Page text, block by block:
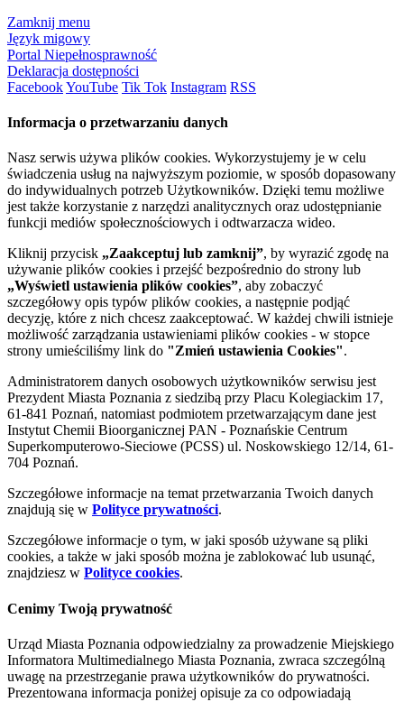
Zamknij menu
Język migowy
Portal Niepełnosprawność
Deklaracja dostępności
FacebookYouTube Tik Tok Instagram RSS
Informacja o przetwarzaniu danych
Nasz serwis używa plików cookies. Wykorzystujemy je w celu
świadczenia usług na najwyższym poziomie, w sposób dopasowany
do indywidualnych potrzeb Użytkowników. Dzięki temu możliwe
jest także korzystanie z narzędzi analitycznych oraz udostępnianie
funkcji mediów społecznościowych i odtwarzacza wideo.
Kliknij przycisk „Zaakceptuj lub zamknij”, by wyrazić zgodę na
używanie plików cookies i przejść bezpośrednio do strony lub
„Wyświetl ustawienia plików cookies”, aby zobaczyć
szczegółowy opis typów plików cookies, a następnie podjąć
decyzję, które z nich chcesz zaakceptować. W każdej chwili istnieje
możliwość zarządzania ustawieniami plików cookies - w stopce
strony umieściliśmy link do "Zmień ustawienia Cookies".
Administratorem danych osobowych użytkowników serwisu jest
Prezydent Miasta Poznania z siedzibą przy Placu Kolegiackim 17,
61-841 Poznań, natomiast podmiotem przetwarzającym dane jest
Instytut Chemii Bioorganicznej PAN - Poznańskie Centrum
Superkomputerowo-Sieciowe (PCSS) ul. Noskowskiego 12/14, 61-
704 Poznań.
Szczegółowe informacje na temat przetwarzania Twoich danych
znajdują się w Polityce prywatności.
Szczegółowe informacje o tym, w jaki sposób używane są pliki
cookies, a także w jaki sposób można je zablokować lub usunąć,
znajdziesz w Polityce cookies.
Cenimy Twoją prywatność
Urząd Miasta Poznania odpowiedzialny za prowadzenie Miejskiego
Informatora Multimedialnego Miasta Poznania, zwraca szczególną
uwagę na przestrzeganie prawa użytkowników do prywatności.
Prezentowana informacja poniżej opisuje za co odpowiadają